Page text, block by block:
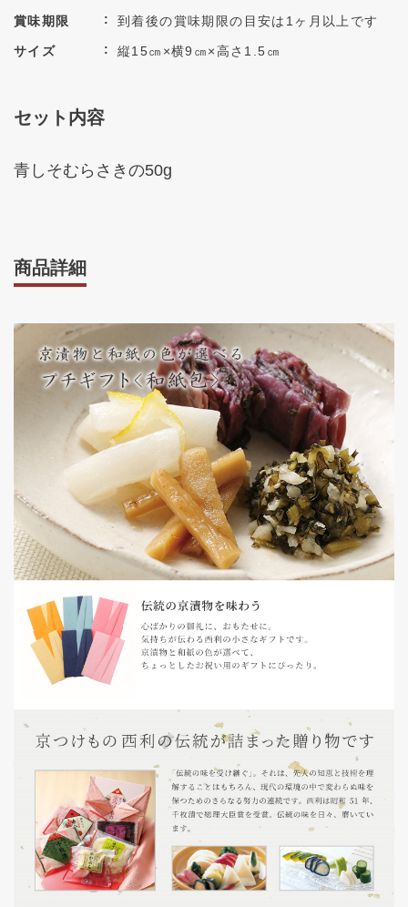
賞味期限 到着後の賞味期限の目安は1ヶ月以上です
サイズ 縦15㎝×横9㎝×高さ1.5㎝
セット内容
青しそむらさきの50g
商品詳細